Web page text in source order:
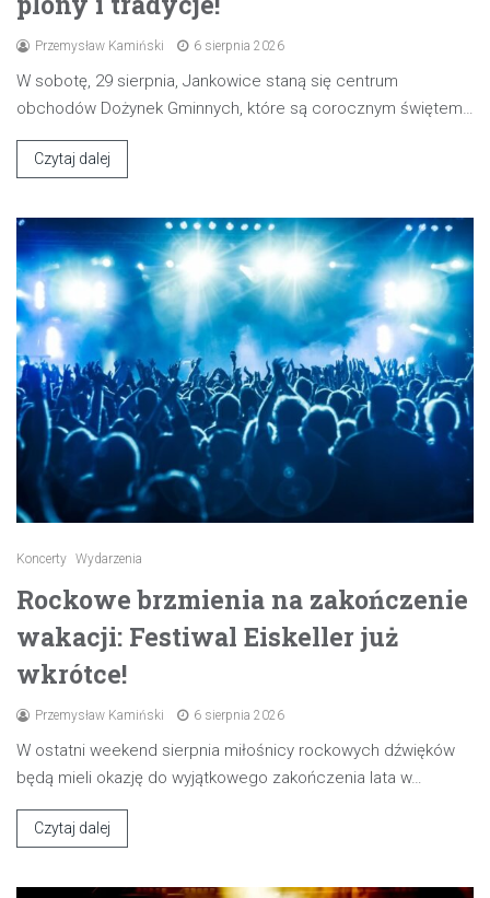
Przemysław Kamiński 6 sierpnia 2026
W sobotę, 29 sierpnia, Jankowice staną się centrum
obchodów Dożynek Gminnych, które są corocznym świętem…
Czytaj dalej
Koncerty Wydarzenia
Rockowe brzmienia na zakończenie
wakacji: Festiwal Eiskeller już
wkrótce!
Przemysław Kamiński 6 sierpnia 2026
W ostatni weekend sierpnia miłośnicy rockowych dźwięków
będą mieli okazję do wyjątkowego zakończenia lata w…
Czytaj dalej